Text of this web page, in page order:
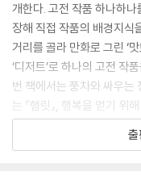
개한다. 고전 작품 하나하
장해 직접 작품의 배경지식
거리를 골라 만화로 그린 ‘
‘디저트’로 하나의 고전 작
번 책에서는 풍차와 싸우는
는 『햄릿』, 행복을 얻기 위
문학 고전을 다룬다.
출